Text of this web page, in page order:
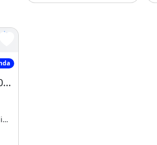
Amplo Sobrado 360m²